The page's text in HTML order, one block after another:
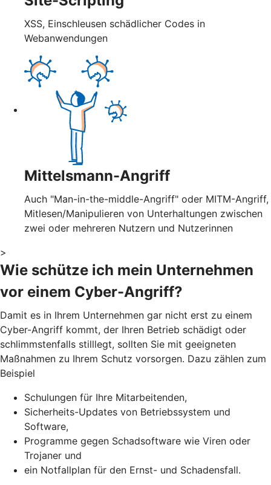
XSS, Einschleusen schädlicher Codes in
Webanwendungen
Mittelsmann-Angriff
Auch "Man-in-the-middle-Angriff" oder MITM-Angriff,
Mitlesen/Manipulieren von Unterhaltungen zwischen
zwei oder mehreren Nutzern und Nutzerinnen
>
Wie schütze ich mein Unternehmen
vor einem Cyber-Angriff?
Damit es in Ihrem Unternehmen gar nicht erst zu einem
Cyber-Angriff kommt, der Ihren Betrieb schädigt oder
schlimmstenfalls stilllegt, sollten Sie mit geeigneten
Maßnahmen zu Ihrem Schutz vorsorgen. Dazu zählen zum
Beispiel
Schulungen für Ihre Mitarbeitenden,
Sicherheits-Updates von Betriebssystem und
Software,
Programme gegen Schadsoftware wie Viren oder
Trojaner und
ein Notfallplan für den Ernst- und Schadensfall.